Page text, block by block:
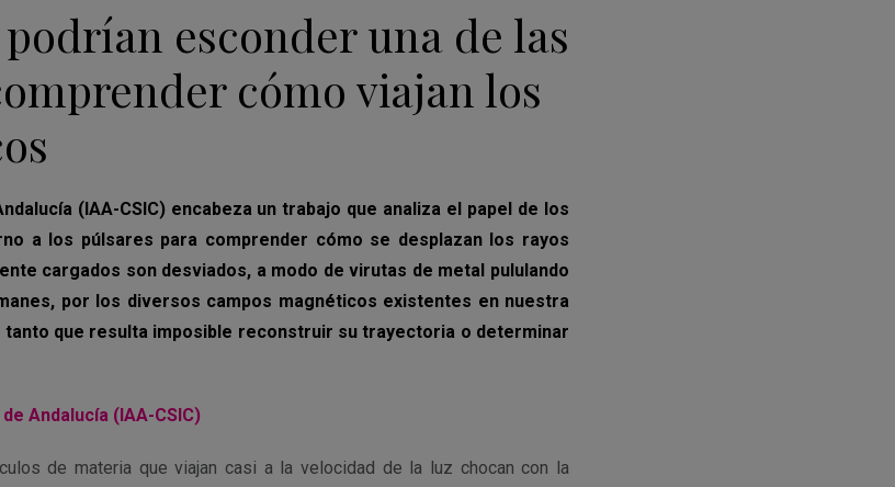
esconder una de las
cómo viajan los
(IAA-CSIC) encabeza un trabajo que analiza el papel de los
a los púlsares para comprender cómo se desplazan los rayos
cargados son desviados, a modo de virutas de metal pululando
por los diversos campos magnéticos existentes en nuestra
tanto que resulta imposible reconstruir su trayectoria o determinar
Andalucía (IAA-CSIC)
de materia que viajan casi a la velocidad de la luz chocan con la